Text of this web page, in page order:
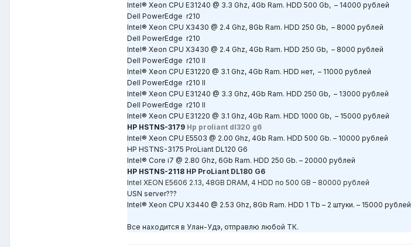
Intel® Xeon CPU E31240 @ 3.3 Ghz, 4Gb Ram. HDD 500 Gb, – 14000 рублей
Dell PowerEdge r210
Intel® Xeon CPU X3430 @ 2.4 Ghz, 8Gb Ram. HDD 250 Gb, – 8000 рублей
Dell PowerEdge r210
Intel® Xeon CPU X3430 @ 2.4 Ghz, 4Gb Ram. HDD 250 Gb, – 8000 рублей
Dell PowerEdge r210 II
Intel® Xeon CPU E31220 @ 3.1 Ghz, 4Gb Ram. HDD нет, – 11000 рублей
Dell PowerEdge r210 II
Intel® Xeon CPU E31240 @ 3.3 Ghz, 4Gb Ram. HDD 250 Gb, – 13000 рублей
Dell PowerEdge r210 II
Intel® Xeon CPU E31220 @ 3.1 Ghz, 4Gb Ram. HDD 1000 Gb, – 15000 рублей
HP HSTNS-3179 Hp proliant dl320 g6
Intel® Xeon CPU E5503 @ 2.00 Ghz, 4Gb Ram. HDD 500 Gb. – 10000 рублей
HP HSTNS-3175 ProLiant DL120 G6
Intel® Core i7 @ 2.80 Ghz, 6Gb Ram. HDD 250 Gb. – 20000 рублей
HP HSTNS-2118 HP ProLiant DL180 G6
Intel XEON Е5606 2.13, 48GB DRAM, 4 HDD по 500 GB – 80000 рублей
USN server???
Intel® Xeon CPU X3440 @ 2.53 Ghz, 8Gb Ram. HDD 1 Tb – 2 штуки. – 15000 рублей
Все находится в Улан-Удэ, отправлю любой ТК.